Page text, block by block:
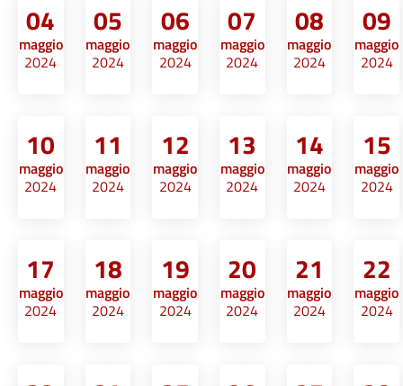
04
maggio
2024
05
maggio
2024
06
maggio
2024
07
maggio
2024
08
maggio
2024
09
maggio
2024
10
maggio
2024
11
maggio
2024
12
maggio
2024
13
maggio
2024
14
maggio
2024
15
maggio
2024
17
maggio
2024
18
maggio
2024
19
maggio
2024
20
maggio
2024
21
maggio
2024
22
maggio
2024